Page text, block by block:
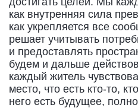
как внутренняя сила
как укрепляется все
решает учитывать
и предоставлять
будем и дальше
каждый житель
место, что есть кто-то,
него есть будущее,